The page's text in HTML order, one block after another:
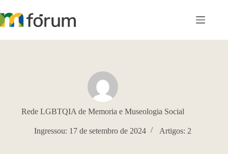
para
o
Rede LGBTQIA de Memoria e Museologia Social
Ingressou: 17 de setembro de 2024 Artigos: 2